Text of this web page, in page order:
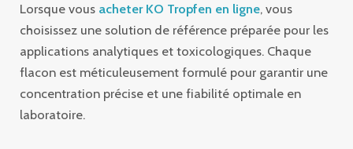
Lorsque vous acheter KO Tropfen en ligne, vous
choisissez une solution de référence préparée pour les
applications analytiques et toxicologiques. Chaque
flacon est méticuleusement formulé pour garantir une
concentration précise et une fiabilité optimale en
laboratoire.